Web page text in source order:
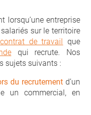
lorsqu’une entreprise
sur le territoire
contrat de travail que
qui recrute. Nos
sujets suivants :
du recrutement d’un
un commercial, en